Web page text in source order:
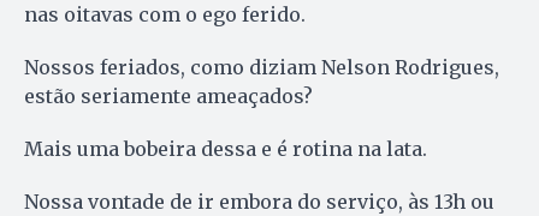
nas oitavas com o ego ferido.
Nossos feriados, como diziam Nelson Rodrigues,
estão seriamente ameaçados?
Mais uma bobeira dessa e é rotina na lata.
Nossa vontade de ir embora do serviço, às 13h ou